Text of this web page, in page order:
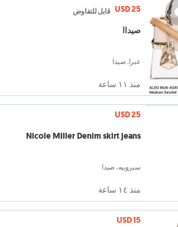
USD 25 قابل للتفاوض
صيداا
عبرا, صيدا
منذ ١١ ساعة
USD 25
Nicole Miller Denim skirt jeans
سيروبيه, صيدا
منذ ١٤ ساعة
USD 15